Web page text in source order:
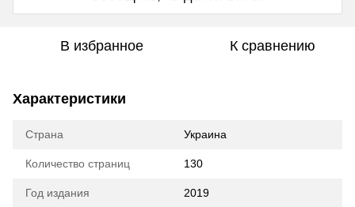
В избранное К сравнению
Характеристики
Страна Украина
Количество страниц 130
Год издания 2019